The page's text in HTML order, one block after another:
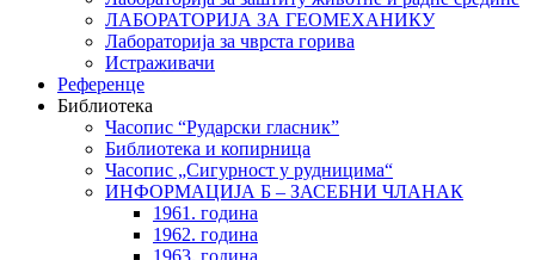
ЛАБОРАТОРИЈА ЗА ГЕОМЕХАНИКУ
Лабораторија за чврста горива
Истраживачи
Референце
Библиотека
Часопис “Рударски гласник”
Библиотека и копирница
Часопис „Сигурност у рудницима“
ИНФОРМАЦИЈА Б – ЗАСЕБНИ ЧЛАНАК
1961. година
1962. година
1963. година